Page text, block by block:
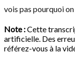
vois pas pourquoi
Note :Cette
artificielle. Des
référez-vous à la